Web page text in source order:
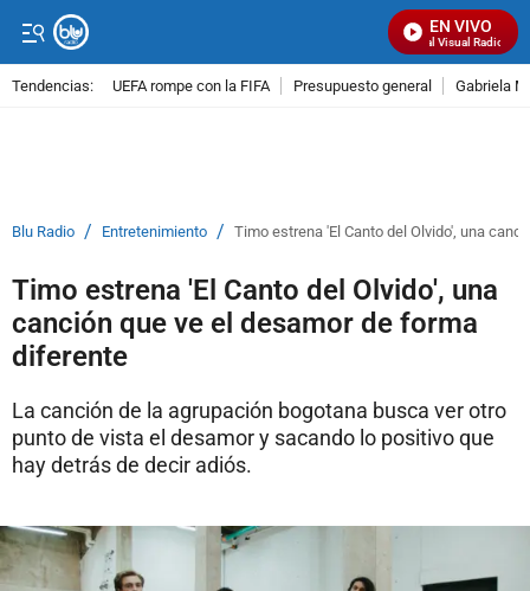
EN VIVO
Señal Visual Radio
Tendencias: UEFA rompe con la FIFA Presupuesto general Gabriela
Blu Radio / Entretenimiento / Timo estrena 'El Canto del Olvido', una
Timo estrena 'El Canto del Olvido', una
canción que ve el desamor de forma
diferente
La canción de la agrupación bogotana busca ver otro
punto de vista el desamor y sacando lo positivo que
hay detrás de decir adiós.